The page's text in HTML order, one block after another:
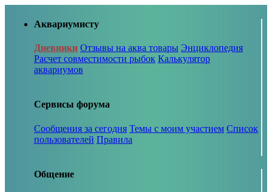
Аквариумисту
Дневники Отзывы на аква товары Энциклопедия
Расчет совместимости рыбок Калькулятор
аквариумов
Сервисы форума
Сообщения за сегодня Темы с моим участием Список
пользователей Правила
Общение